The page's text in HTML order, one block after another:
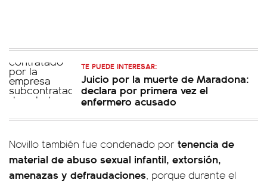
TE PUEDE INTERESAR:
Juicio por la muerte de Maradona:
declara por primera vez el
enfermero acusado
Novillo también fue condenado por tenencia de
material de abuso sexual infantil, extorsión,
amenazas y defraudaciones, porque durante el